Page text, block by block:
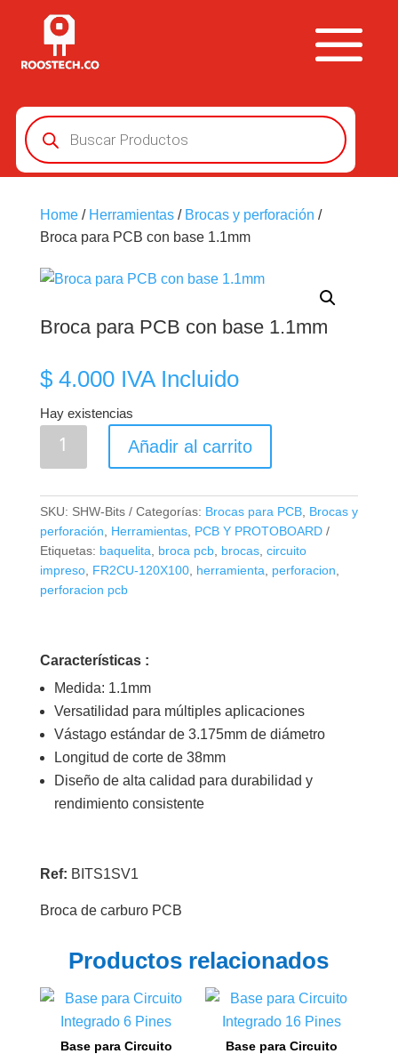
Búsqueda
de
productos
Home/ Herramientas/ Brocas y perforación /
Broca para PCB con base 1.1mm
Broca para PCB con base 1.1mm
$4.000 IVA Incluido
Hay existencias
Broca
base
1.1mm
cantidad
Añadir al carrito
SKU: SHW-Bits Categorías: Brocas para PCB, Brocas y
perforación
Herramientas, PCB Y PROTOBOARD
Etiquetas: baquelita broca pcb, brocas, circuito
impreso, FR2CU-120X100, herramienta perforacion
perforacion pcb
Características :
Medida: 1.1mm
Versatilidad para múltiples aplicaciones
Vástago estándar de 3.175mm de diámetro
Longitud de corte de 38mm
Diseño de alta calidad para durabilidad y
rendimiento consistente
Ref: BITS1SV1
Broca de carburo PCB
Productos relacionados
Base para Circuito
Base para Circuito